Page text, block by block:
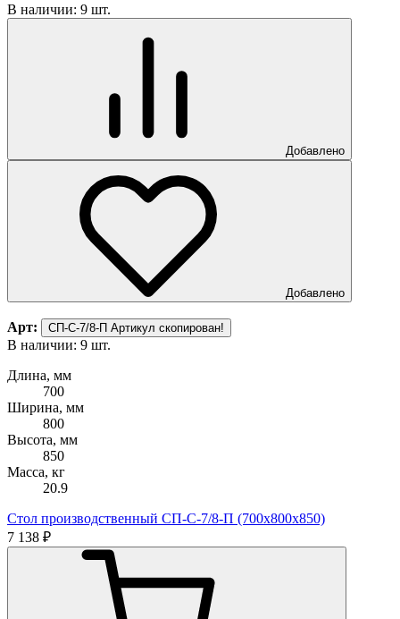
В наличии: 9 шт.
Добавлено
Добавлено
Арт: СП-С-7/8-П Артикул скопирован!
В наличии: 9 шт.
Длина, мм
700
Ширина, мм
800
Высота, мм
850
Масса, кг
20.9
Стол производственный СП-С-7/8-П (700х800х850)
7 138 ₽